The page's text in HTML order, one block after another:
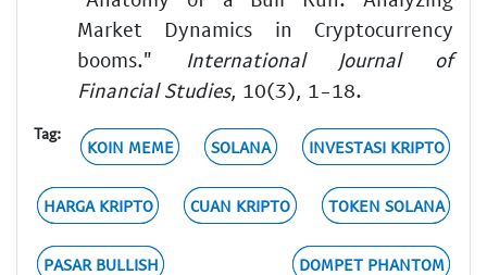
Market Dynamics in Cryptocurrency
booms."
International Journal of
Financial Studies, 10(3), 1-18.
Tag:
KOIN MEME SOLANA INVESTASI KRIPTO
HARGA KRIPTO CUAN KRIPTO TOKEN SOLANA
PASAR BULLISH DOMPET PHANTOM